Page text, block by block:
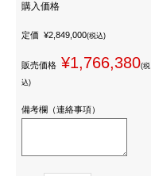
購入価格
定価 ¥2,849,000(税込)
販売価格 ¥1,766,380(税
込)
備考欄（連絡事項）